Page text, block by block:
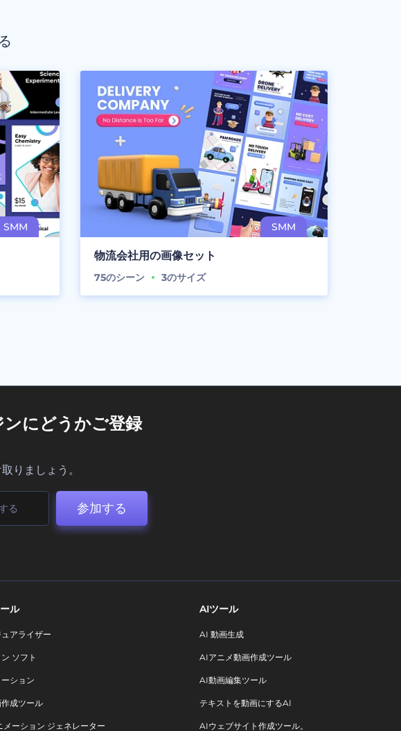
物流会社用の画像セット
75のシーン 3のサイズ
にどうかご登録
りましょう。
参加する
ル
アライザー
ソフト
ション
成ツール
メーション ジェネレーター
AIツール
AI 動画生成
AIアニメ動画作成ツール
AI動画編集ツール
テキストを動画にするAI
AIウェブサイト作成ツール。